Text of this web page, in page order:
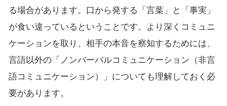
る場合があります。口から発する「言葉」と「事実」
が食い違っているということです。より深くコミュニ
ケーションを取り、相手の本音を察知するためには、
言語以外の「ノンバーバルコミュニケーション（非言
語コミュニケーション）」についても理解しておく必
要があります。